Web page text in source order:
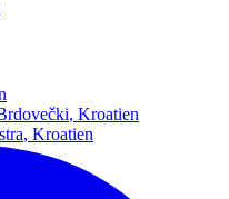
, Kroatien
, Kroatien